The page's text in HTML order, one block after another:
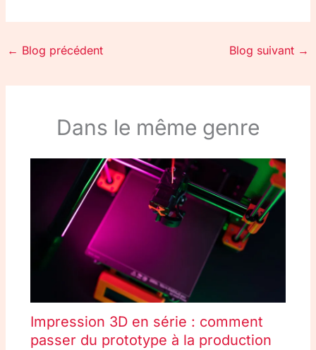
← Blog précédent Blog suivant →
Dans le même genre
Impression 3D en série : comment
passer du prototype à la production